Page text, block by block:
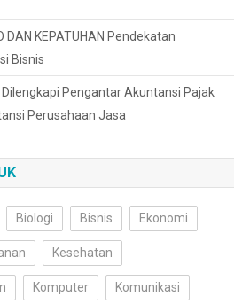
DAN KEPATUHAN Pendekatan
Bisnis
Dilengkapi Pengantar Akuntansi Pajak
Perusahaan Jasa
Biologi Bisnis Ekonomi
Kesehatan
Komputer Komunikasi